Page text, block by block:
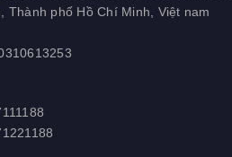
Thành phố Hồ Chí Minh, Việt nam